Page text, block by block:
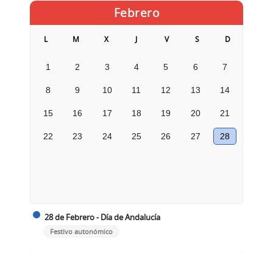
Febrero
L M X J V S D
1 2 3 4 5 6 7
8 9 10 11 12 13 14
15 16 17 18 19 20 21
22 23 24 25 26 27 28
28 de Febrero - Día de Andalucía
Festivo autonómico